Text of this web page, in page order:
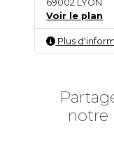
69002 LYON
Voir le plan
Plus
notre